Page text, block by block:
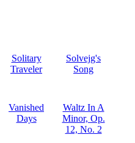
Solitary
Traveler
Solvejg's
Song
Vanished
Days
Waltz In A
Minor, Op.
12, No. 2